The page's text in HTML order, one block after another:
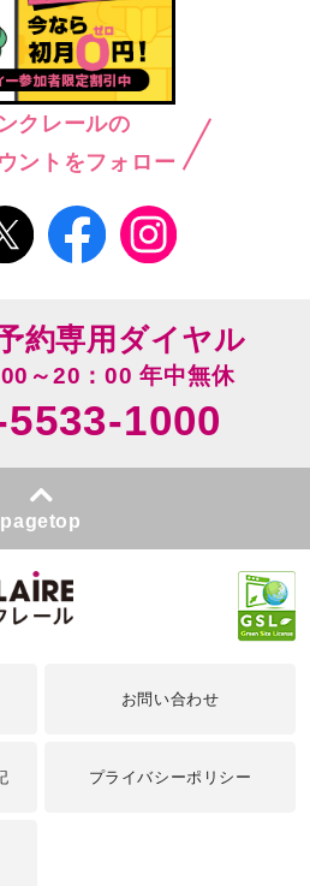
クレールの
ントをフォロー
約専用ダイヤル
～20：00 年中無休
1000
pagetop
お問い合わせ
プライバシーポリシー